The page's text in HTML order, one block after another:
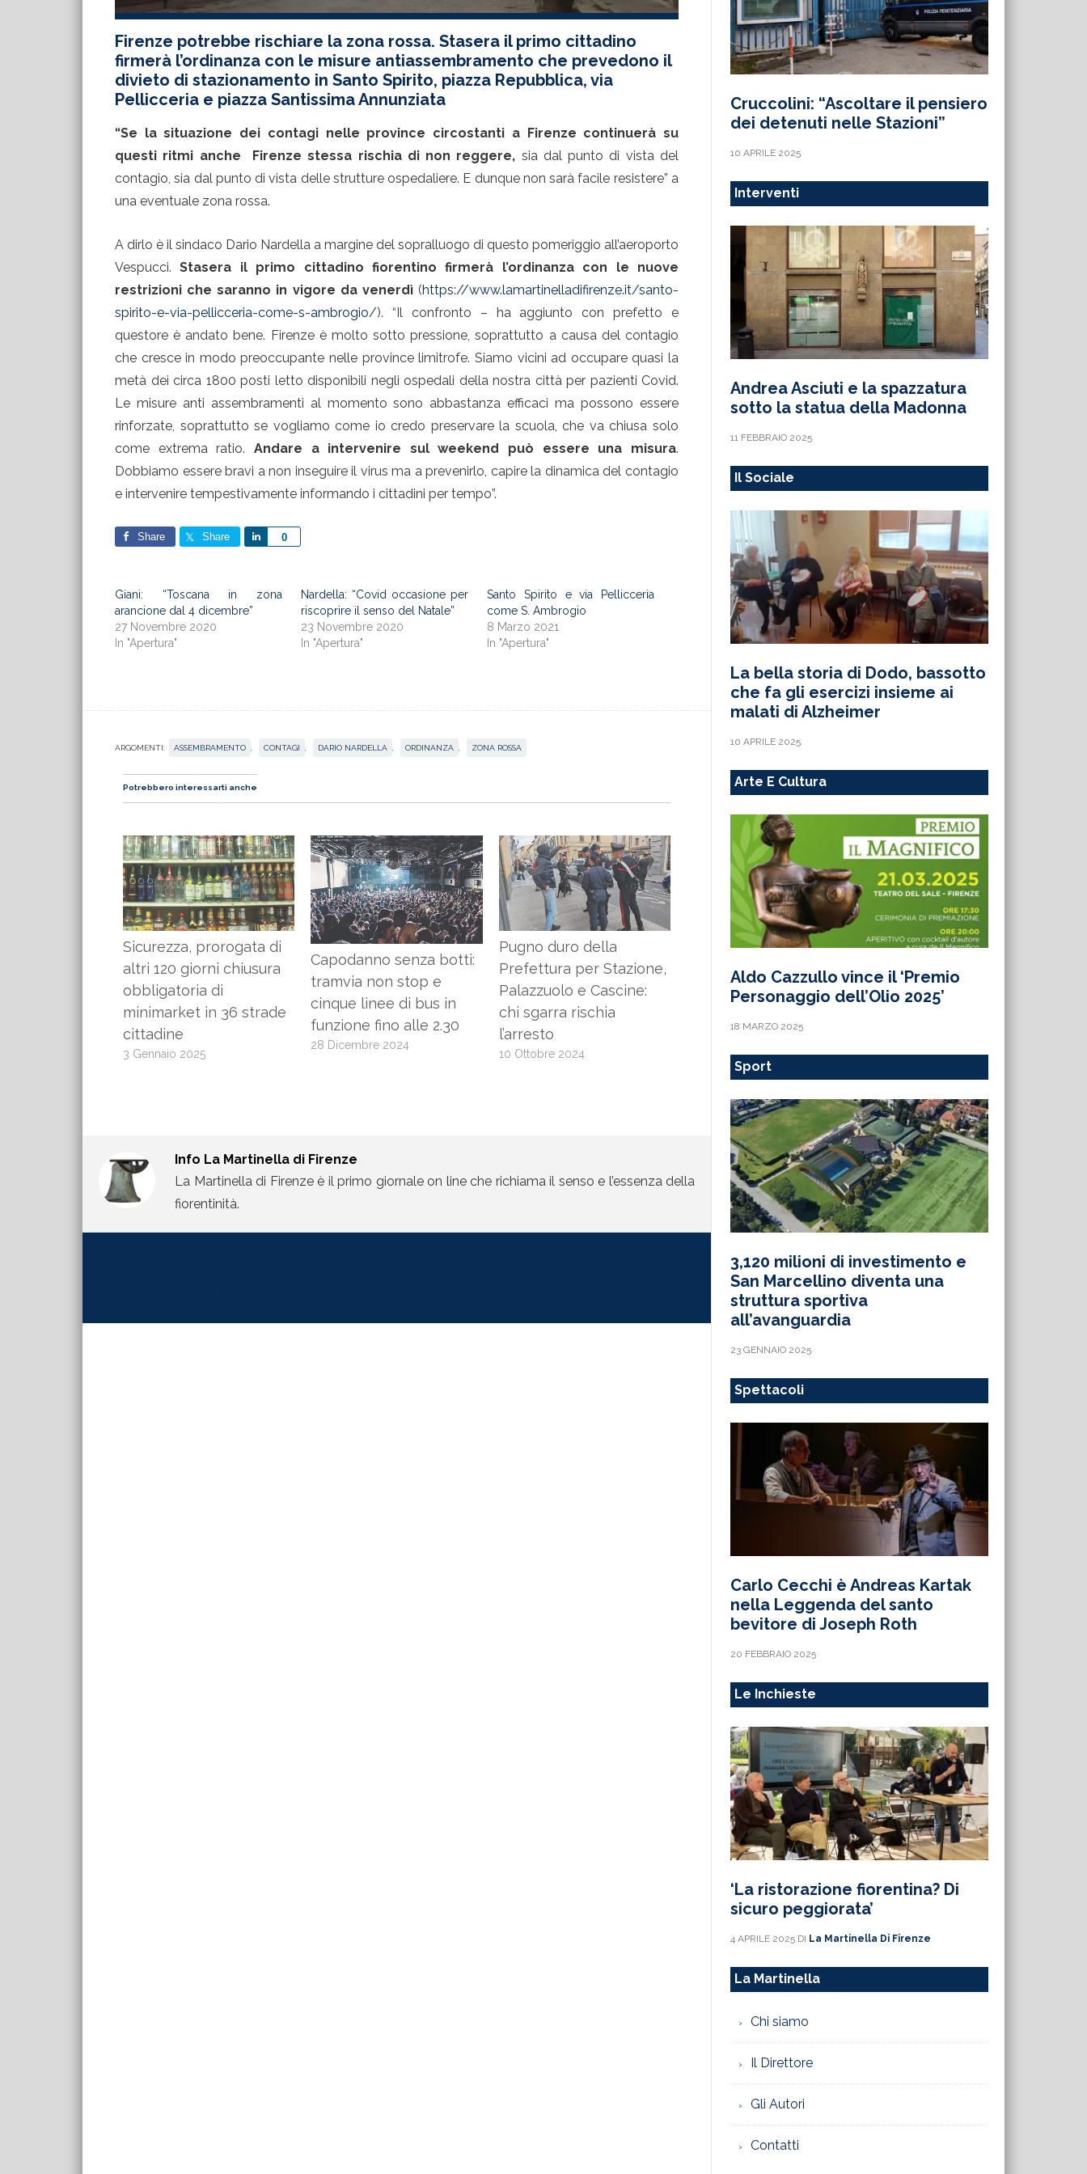
Firenze potrebbe rischiare la zona rossa. Stasera il primo cittadino
firmerà l’ordinanza con le misure antiassembramento che prevedono il
divieto di stazionamento in Santo Spirito, piazza Repubblica, via
Pellicceria e piazza Santissima Annunziata
“Se la situazione dei contagi nelle province circostanti a Firenze continuerà su
questi ritmi anche Firenze stessa rischia di non reggere, sia dal punto di vista del
contagio, sia dal punto di vista delle strutture ospedaliere. E dunque non sarà facile resistere” a
una eventuale zona rossa.
A dirlo è il sindaco Dario Nardella a margine del sopralluogo di questo pomeriggio all’aeroporto
Vespucci.Stasera il primo cittadino fiorentino firmerà l’ordinanza con le nuove
restrizioni che saranno in vigore da venerdì (https://www.lamartinelladifirenze.it/santo-
spirito-e-via-pellicceria-come-s-ambrogio/). “Il confronto – ha aggiunto con prefetto e
questore è andato bene. Firenze è molto sotto pressione, soprattutto a causa del contagio
che cresce in modo preoccupante nelle province limitrofe. Siamo vicini ad occupare quasi la
metà dei circa 1800 posti letto disponibili negli ospedali della nostra città per pazienti Covid.
Le misure anti assembramenti al momento sono abbastanza efficaci ma possono essere
rinforzate, soprattutto se vogliamo come io credo preservare la scuola, che va chiusa solo
come extrema ratio. Andare a intervenire sul weekend può essere una misura.
Dobbiamo essere bravi a non inseguire il virus ma a prevenirlo, capire la dinamica del contagio
e intervenire tempestivamente informando i cittadini per tempo”.
Share Share 0
Share
Giani: “Toscana in zona
arancione dal 4 dicembre”
27 Novembre 2020
In "Apertura"
Nardella: “Covid occasione per
riscoprire il senso del Natale”
23 Novembre 2020
In "Apertura"
Santo Spirito e via Pellicceria
come S. Ambrogio
8 Marzo 2021
In "Apertura"
ARGOMENTI: ASSEMBRAMENTO CONTAGI DARIO NARDELLA ORDINANZA ZONA ROSSA
Potrebbero interessarti anche
Sicurezza, prorogata di
altri 120 giorni chiusura
obbligatoria di
minimarket in 36 strade
cittadine
3 Gennaio 2025
Capodanno senza botti:
tramvia non stop e
cinque linee di bus in
funzione fino alle 2.30
28 Dicembre 2024
Pugno duro della
Prefettura per Stazione,
Palazzuolo e Cascine:
chi sgarra rischia
l’arresto
10 Ottobre 2024
Info La Martinella di Firenze
La Martinella di Firenze è il primo giornale on line che richiama il senso e l’essenza della
fiorentinità.
Cruccolini: “Ascoltare il pensiero
dei detenuti nelle Stazioni”
10 APRILE 2025
Interventi
Andrea Asciuti e la spazzatura
sotto la statua della Madonna
11 FEBBRAIO 2025
Il Sociale
La bella storia di Dodo, bassotto
che fa gli esercizi insieme ai
malati di Alzheimer
10 APRILE 2025
Arte E Cultura
Aldo Cazzullo vince il ‘Premio
Personaggio dell’Olio 2025’
18 MARZO 2025
Sport
3,120 milioni di investimento e
San Marcellino diventa una
struttura sportiva
all’avanguardia
23 GENNAIO 2025
Spettacoli
Carlo Cecchi è Andreas Kartak
nella Leggenda del santo
bevitore di Joseph Roth
20 FEBBRAIO 2025
Le Inchieste
‘La ristorazione fiorentina? Di
sicuro peggiorata’
4 APRILE 2025 DI La Martinella Di Firenze
La Martinella
Chi siamo
Il Direttore
Gli Autori
Contatti